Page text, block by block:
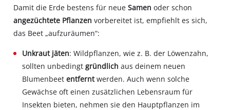
Damit die Erde bestens für neueSamenoder schon
angezüchtete Pflanzen vorbereitet ist, empfiehlt es sich,
das Beet „aufzuräumen“:
Unkraut jäten: Wildpflanzen, wie z. B. der Löwenzahn,
sollten unbedingtgründlichaus deinem neuen
Blumenbeetentferntwerden. Auch wenn solche
Gewächse oft einen zusätzlichen Lebensraum für
Insekten bieten, nehmen sie den Hauptpflanzen im